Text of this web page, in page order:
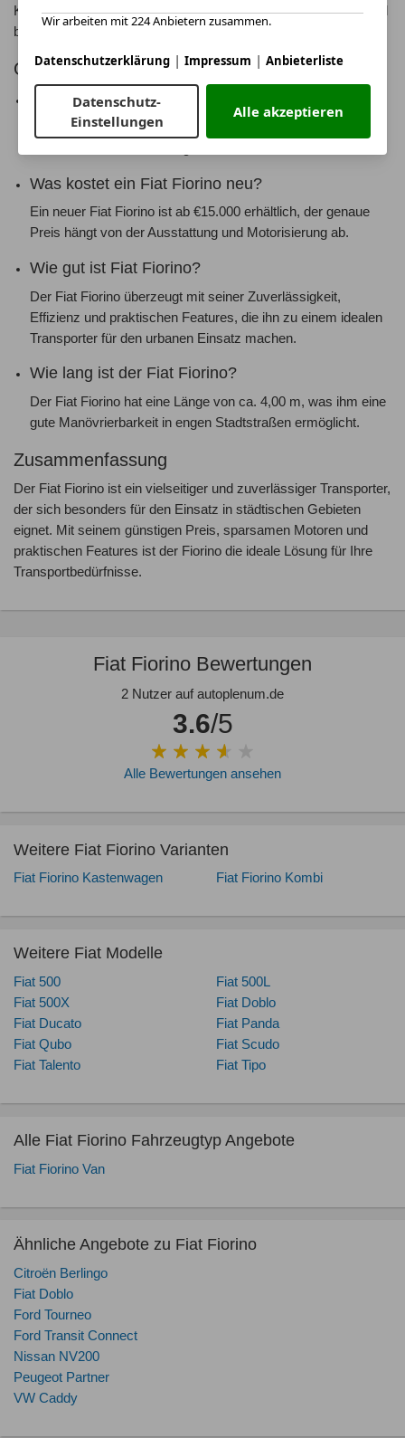
Fiat Fiorino Bewertungen
2 Nutzer auf autoplenum.de
3.6/5
Alle Bewertungen ansehen
Weitere Fiat Fiorino Varianten
Fiat Fiorino Kastenwagen Fiat Fiorino Kombi
Weitere Fiat Modelle
Fiat 500
Fiat 500L
Fiat 500X
Fiat Doblo
Fiat Ducato
Fiat Panda
Fiat Qubo
Fiat Scudo
Fiat Talento
Fiat Tipo
Alle Fiat Fiorino Fahrzeugtyp Angebote
Fiat Fiorino Van
Ähnliche Angebote zu Fiat Fiorino
Citroën Berlingo
Fiat Doblo
Ford Tourneo
Ford Transit Connect
Nissan NV200
Peugeot Partner
VW Caddy
Kilometerleistung ab, daher empfehlen wir Ihnen, sich individuell
beraten zu lassen.
Oft gestellte Fragen zu Fiat Fiorino:
Wird der Fiat Fiorino noch gebaut?
Ja, der Fiat Fiorino wird nach wie vor produziert und ist in
Was kostet ein Fiat Fiorino neu?
Ein neuer Fiat Fiorino ist ab €15.000 erhältlich, der genaue
Preis hängt von der Ausstattung und Motorisierung ab.
Wie gut ist Fiat Fiorino?
Der Fiat Fiorino überzeugt mit seiner Zuverlässigkeit,
Effizienz und praktischen Features, die ihn zu einem idealen
Transporter für den urbanen Einsatz machen.
Wie lang ist der Fiat Fiorino?
Der Fiat Fiorino hat eine Länge von ca. 4,00 m, was ihm eine
gute Manövrierbarkeit in engen Stadtstraßen ermöglicht.
Zusammenfassung
Der Fiat Fiorino ist ein vielseitiger und zuverlässiger Transporter,
der sich besonders für den Einsatz in städtischen Gebieten
eignet. Mit seinem günstigen Preis, sparsamen Motoren und
praktischen Features ist der Fiorino die ideale Lösung für Ihre
Transportbedürfnisse.
Wir arbeiten mit 224 Anbietern zusammen.
Datenschutzerklärung | Impressum | Anbieterliste
Datenschutz-
Einstellungen
Alle akzeptieren